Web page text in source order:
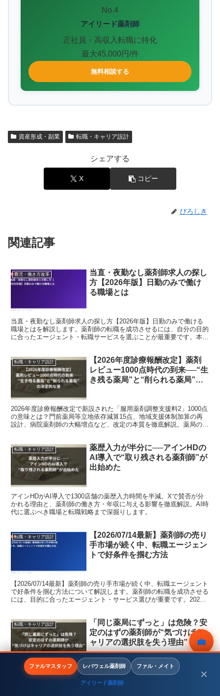
No.4
アイリード薬剤師
正社員・高収入転職に特化
最大45,000円/件
無料相談する
資産形成・副業 転職・キャリア設計
シェアする
X コピー
ぴろしき
関連記事
育児・働き方改革
当直・夜勤なし薬剤師求人の探し
方【2026年版】日勤のみで働け
る職場とは
当直・夜勤なし薬剤師求人の探し方【2026年版】日勤のみで働ける
職場とはを解説します。薬剤師の転職を成功させるには、自分の目的
に合ったエージェント・転職サービスを選ぶことが最重要です。本記
転職・キャリア設計
【2026年度診療報酬改定】薬剤
レビュー1000点時代の到来──“生
き残る薬局”と“削られる薬局”の
2026年度診療報酬改定で新設された「服用薬剤調整支援料2」1000点
の意味とは？門前薬局等立地依存減算15点、地域支援体制加算の再
設計、病院薬剤師の大幅増点など、改定の本質を徹底解説。薬局の二
転職・キャリア設計
薬歴入力が半分に──アインHDの
AI導入で“取り残される薬剤師”が
出始めた
アインHDがAI導入で1300店舗の薬歴入力時間を半減。Xで賛否が分
かれる理由と、薬剤師の働き方・年収に与える影響を徹底解説。AI時
代に選ぶべき職場と転職戦略まで深掘りします。
転職・キャリア設計
【2026/07/14最新】薬剤師の売り
手市場が続く中、転職エージェン
トで好条件を掴む方法
【2026/07/14最新】薬剤師の売り手市場が続く中、転職エージェント
で好条件を掴む方法について解説します。薬剤師の転職を成功させる
には、目的に合ったエージェント・サービス選びが重要です。2026
転職・キャリア設計
「同じ薬局にずっと」は危険？安
定のはずの薬剤師が“気づけばキ
ャリアの選択肢を失う理由”
薬剤師が１つの薬局で働き続けることには思わぬリスクがあります。
市場価値の低下、スキルの偏り、転職機会の損失など、同じ職場に居
続けることで起こるキャリアの問題を解説。薬剤師が将来の選択肢を
ファルマスタッフ レバウェル薬剤師 ファル・メイト
アイリード薬剤師
✕
💼